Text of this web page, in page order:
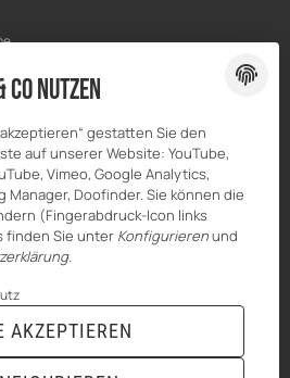
inkl. gesetzlicher USt., zzgl.
Co nutzen
gestatten Sie den
auf unserer Website: YouTube,
Vimeo, Google Analytics,
Manager, Doofinder. Sie können die
(Fingerabdruck-Icon links
finden Sie unter Konfigurierenund
.
AKZEPTIEREN